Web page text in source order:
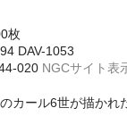
枚
DAV-1053
020 NGCサイト表
カール6世が描かれ